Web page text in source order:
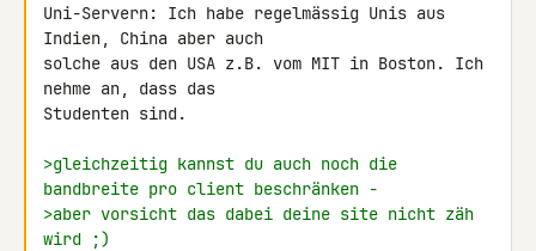
Uni-Servern: Ich habe regelmässig Unis aus
Indien, China aber auch
solche aus den USA z.B. vom MIT in Boston. Ich
nehme an, dass das
Studenten sind.
>gleichzeitig kannst du auch noch die
bandbreite pro client beschränken -
>aber vorsicht das dabei deine site nicht zäh
wird ;)